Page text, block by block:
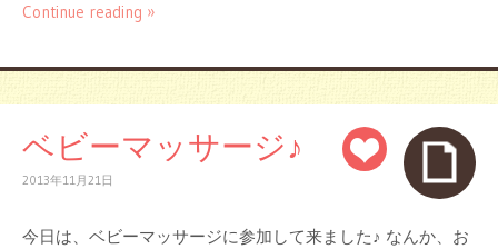
Continue reading »
ベビーマッサージ♪
2013年11月21日
今日は、ベビーマッサージに参加して来ました♪ なんか、お